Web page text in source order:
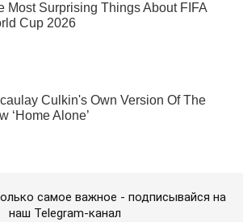
самое важное - подписывайся на
наш Telegram-канал